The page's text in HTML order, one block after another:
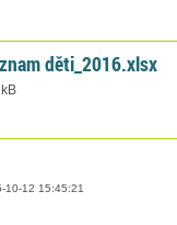
děti_2016.xlsx
10-12 15:45:21